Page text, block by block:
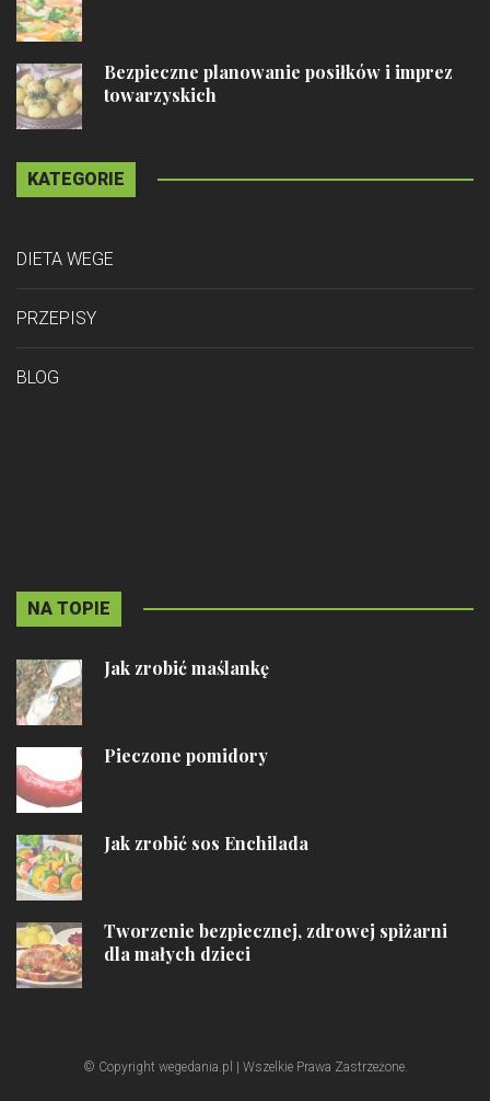
Bezpieczne planowanie posiłków i imprez
towarzyskich
KATEGORIE
DIETA WEGE
PRZEPISY
BLOG
NA TOPIE
Jak zrobić maślankę
Pieczone pomidory
Jak zrobić sos Enchilada
Tworzenie bezpiecznej, zdrowej spiżarni
dla małych dzieci
© Copyright wegedania.pl | Wszelkie Prawa Zastrzeżone.